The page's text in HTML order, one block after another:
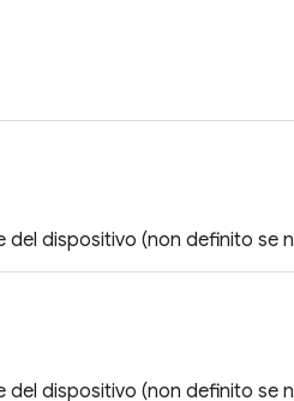
del dispositivo (non definito se
del dispositivo (non definito se